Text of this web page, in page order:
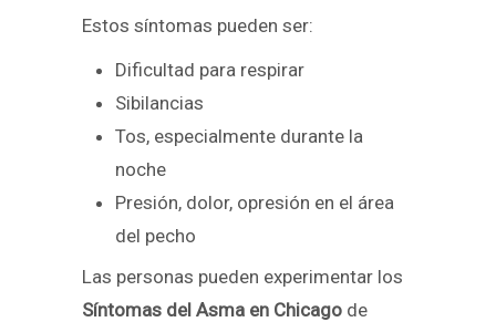
Estos síntomas pueden ser:
Dificultad para respirar
Sibilancias
Tos, especialmente durante la
noche
Presión, dolor, opresión en el área
del pecho
Las personas pueden experimentar los
Síntomas del Asma en Chicago de